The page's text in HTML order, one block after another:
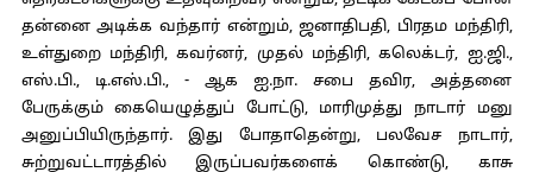
தன்னை அடிக்க வந்தார் என்றும், ஜனாதிபதி, பிரதம மந்திரி,
உள்துறை மந்திரி, கவர்னர், முதல் மந்திரி, கலெக்டர், ஐ.ஜி.,
எஸ்.பி., டி.எஸ்.பி., - ஆக ஐ.நா. சபை தவிர, அத்தனை
பேருக்கும் கையெழுத்துப் போட்டு, மாரிமுத்து நாடார் மனு
அனுப்பியிருந்தார். இது போதாதென்று, பலவேச நாடார்,
சுற்றுவட்டாரத்தில் இருப்பவர்களைக் கொண்டு, காசு